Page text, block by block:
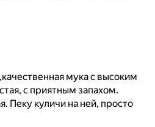
мука с высоким
с приятным запахом.
Пеку куличи на ней, просто